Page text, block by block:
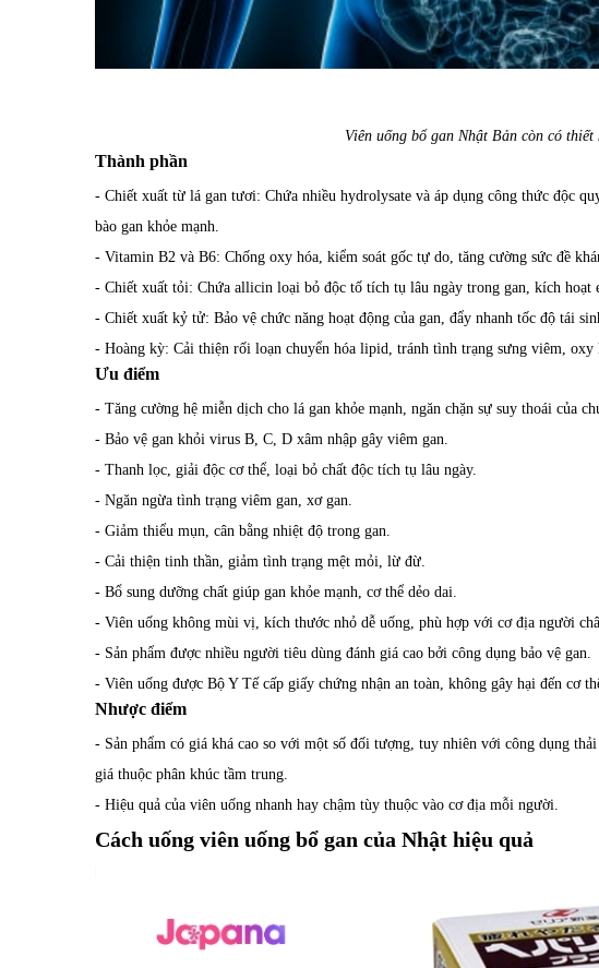
Viên uống bổ gan Nhật Bản còn có thiết
Thành phần
- Chiết xuất từ lá gan tươi: Chứa nhiều hydrolysate và áp dụng công thức độc
bào gan khỏe mạnh.
- Vitamin B2 và B6: Chống oxy hóa, kiểm soát gốc tự do, tăng cường sức đề
- Chiết xuất tỏi: Chứa allicin loại bỏ độc tố tích tụ lâu ngày trong gan, kích hoạt
- Chiết xuất kỷ tử: Bảo vệ chức năng hoạt động của gan, đẩy nhanh tốc độ tái
- Hoàng kỳ: Cải thiện rối loạn chuyển hóa lipid, tránh tình trạng sưng viêm, oxy
Ưu điểm
- Tăng cường hệ miễn dịch cho lá gan khỏe mạnh, ngăn chặn sự suy thoái của
- Bảo vệ gan khỏi virus B, C, D xâm nhập gây viêm gan.
- Thanh lọc, giải độc cơ thể, loại bỏ chất độc tích tụ lâu ngày.
- Ngăn ngừa tình trạng viêm gan, xơ gan.
- Giảm thiểu mụn, cân bằng nhiệt độ trong gan.
- Cải thiện tinh thần, giảm tình trạng mệt mỏi, lừ đừ.
- Bổ sung dưỡng chất giúp gan khỏe mạnh, cơ thể dẻo dai.
- Viên uống không mùi vị, kích thước nhỏ dễ uống, phù hợp với cơ địa người
- Sản phẩm được nhiều người tiêu dùng đánh giá cao bởi công dụng bảo vệ gan.
- Viên uống được Bộ Y Tế cấp giấy chứng nhận an toàn, không gây hại đến cơ
Nhược điểm
- Sản phẩm có giá khá cao so với một số đối tượng, tuy nhiên với công dụng
giá thuộc phân khúc tầm trung.
- Hiệu quả của viên uống nhanh hay chậm tùy thuộc vào cơ địa mỗi người.
Cách uống viên uống bổ gan của Nhật hiệu quả